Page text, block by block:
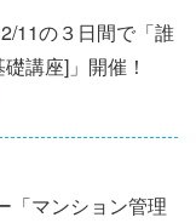
11の３日間で「誰
講座]」開催！
「マンション管理